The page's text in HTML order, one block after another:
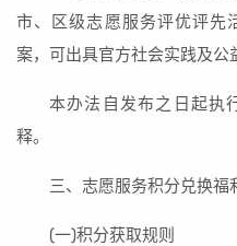
市、区级志愿服务评优评先
案，可出具官方社会实践及公
本办法自发布之日起执
释。
三、志愿服务积分兑换福
(一)积分获取规则